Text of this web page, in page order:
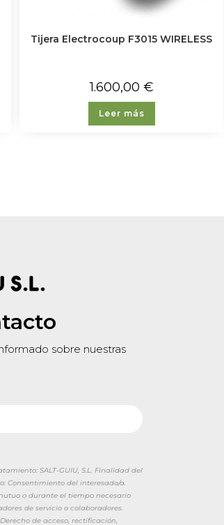
Tijera Electrocoup F3015 WIRELESS
1.600,00 €
Leer más
sobre nuestras
SALT-GUIU, S.L. Finalidad del
Consentimiento del interesado/a.
o durante el tiempo necesario
de servicio o colaboradores.
de acceso, rectificación,